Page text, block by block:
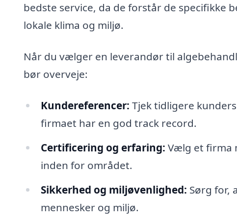
bedste service, da de forstår de specifikke
lokale klima og miljø.
Når du vælger en leverandør til
bør overveje:
Kundereferencer: Tjek tidligere
firmaet har en god track record.
Certificering og erfaring: Vælg et firma
inden for området.
Sikkerhed og miljøvenlighed: Sørg for,
mennesker og miljø.